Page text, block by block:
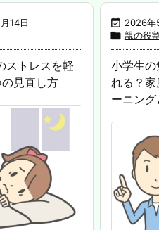
14日
ストレスを軽
見直し方
 2026年
 親の役
小学生の
れる？家
ーニン